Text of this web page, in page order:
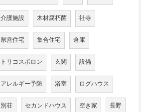
介護施設 木材腐朽菌 社寺
県営住宅 集合住宅 倉庫
トリコスポロン 玄関 設備
アレルギー予防 浴室 ログハウス
別荘 セカンドハウス 空き家 長野